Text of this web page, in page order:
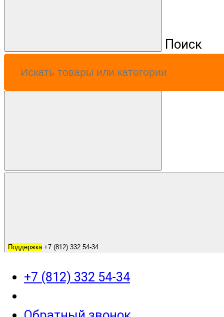
Поиск
Поддержка +7 (812) 332 54-34
+7 (812) 332 54-34